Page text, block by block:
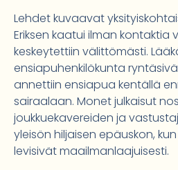
Lehdet kuvaavat
Eriksen kaatui ilman
keskeytettiin välittömästi.
ensiapuhenkilökunta
annettiin ensiapua kentällä
sairaalaan. Monet julkaisut
joukkuekavereiden ja
yleisön hiljaisen epäuskon,
levisivät maailmanlaajuisesti.